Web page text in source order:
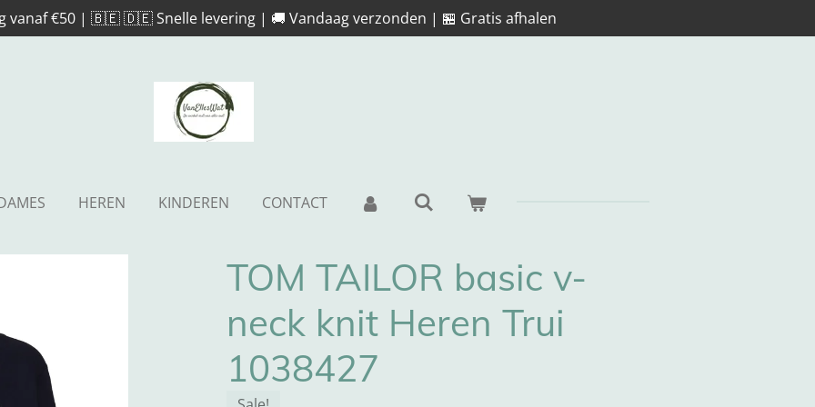
€50 | 🇧🇪 🇩🇪 Snelle levering | 🚚 Vandaag verzonden | 🏪 Gratis afhalen
HEREN KINDEREN CONTACT
TOM TAILOR basic v-
neck knit Heren Trui
1038427